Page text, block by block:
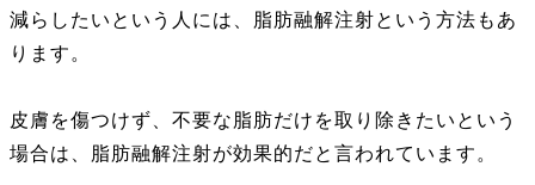
減らしたいという人には、脂肪融解注射という方法もあ
ります。
皮膚を傷つけず、不要な脂肪だけを取り除きたいという
場合は、脂肪融解注射が効果的だと言われています。